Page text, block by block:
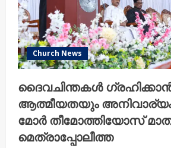
Church News
ദൈവചിന്തകൾ ഗ്രഹിക്കാൻ
ആത്മീയതയും
മോർ തീമോത്തിയോസ്
മെത്രാപ്പോലീത്ത